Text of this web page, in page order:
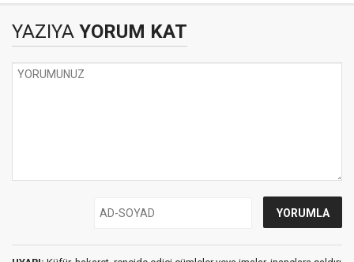
YAZIYA YORUM KAT